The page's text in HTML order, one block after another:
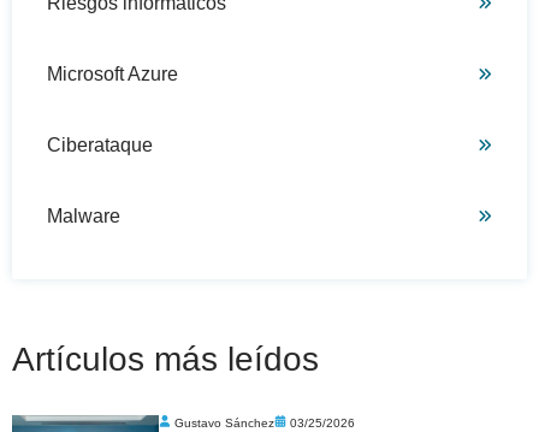
Microsoft Azure
Ciberataque
Malware
Artículos más leídos
Gustavo Sánchez
03/25/2026